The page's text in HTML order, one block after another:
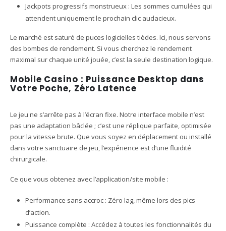
Jackpots progressifs monstrueux : Les sommes cumulées qui
attendent uniquement le prochain clic audacieux.
Le marché est saturé de puces logicielles tièdes. Ici, nous servons
des bombes de rendement. Si vous cherchez le rendement
maximal sur chaque unité jouée, c’est la seule destination logique.
Mobile Casino : Puissance Desktop dans
Votre Poche, Zéro Latence
Le jeu ne s’arrête pas à l’écran fixe. Notre interface mobile n’est
pas une adaptation bâclée ; c’est une réplique parfaite, optimisée
pour la vitesse brute. Que vous soyez en déplacement ou installé
dans votre sanctuaire de jeu, l’expérience est d’une fluidité
chirurgicale.
Ce que vous obtenez avec l’application/site mobile :
Performance sans accroc : Zéro lag, même lors des pics
d’action.
Puissance complète : Accédez à toutes les fonctionnalités du